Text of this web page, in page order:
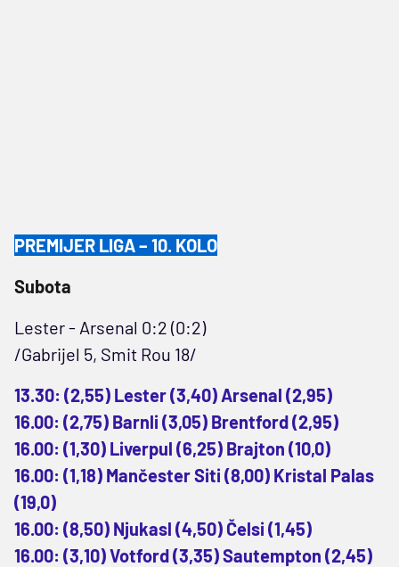
PREMIJER LIGA – 10. KOLO
Subota
Lester - Arsenal 0:2 (0:2)
/Gabrijel 5, Smit Rou 18/
13.30: (2,55) Lester (3,40) Arsenal (2,95)
16.00: (2,75) Barnli (3,05) Brentford (2,95)
16.00: (1,30) Liverpul (6,25) Brajton (10,0)
16.00: (1,18) Mančester Siti (8,00) Kristal Palas
(19,0)
16.00: (8,50) Njukasl (4,50) Čelsi (1,45)
16.00: (3,10) Votford (3,35) Sautempton (2,45)